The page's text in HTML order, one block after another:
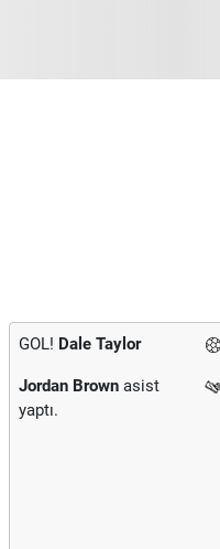
GOL! Dale Taylor
Jordan Brown asist
yaptı.